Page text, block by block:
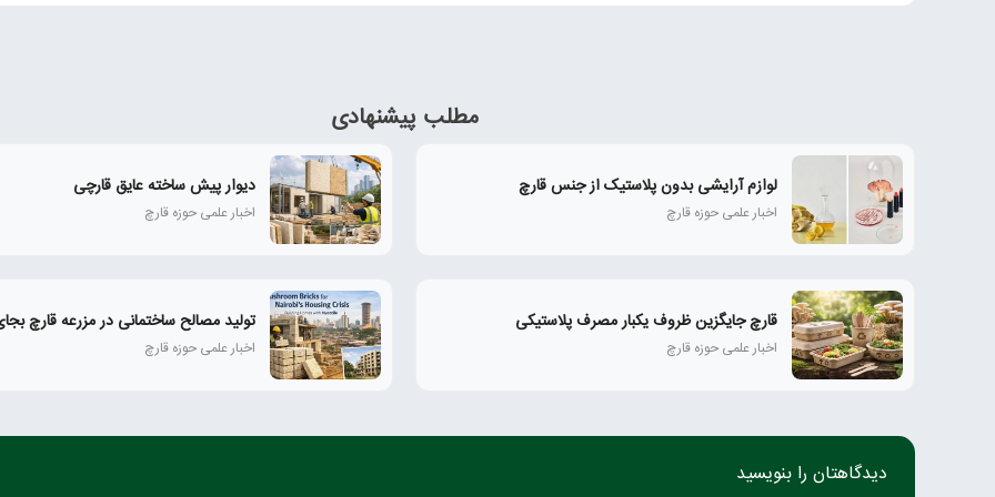
مطلب پیشنهادی
لوازم آرایشی بدون پلاستیک از جنس قارچ
اخبار علمی حوزه قارچ
دیوار پیش ساخته عایق قارچی
اخبار علمی حوزه قارچ
قارچ جایگزین ظروف یکبار مصرف پلاستیکی
اخبار علمی حوزه قارچ
تولید مصالح ساختمانی در مزرعه قارچ
اخبار علمی حوزه قارچ
دیدگاهتان را بنویسید